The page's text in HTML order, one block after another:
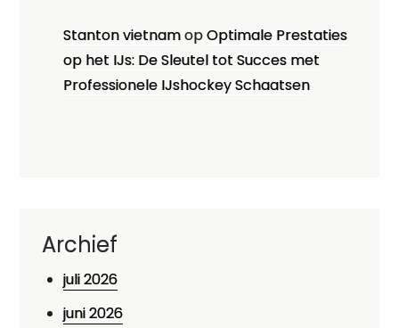
Stanton vietnamopOptimale Prestaties
op het IJs: De Sleutel tot Succes met
Professionele IJshockey Schaatsen
Archief
juli 2026
juni 2026